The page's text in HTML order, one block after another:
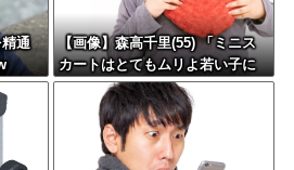
通
【画像】森高千里(55) 「ミニス
カートはとてもムリよ若い子に
は負けるわ」←ワイらにはブッ
刺さりまくってしまうw w w w